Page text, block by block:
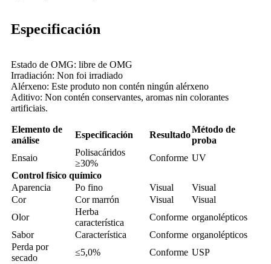
Especificación
Estado de OMG: libre de OMG
Irradiación: Non foi irradiado
Alérxeno: Este produto non contén ningún alérxeno
Aditivo: Non contén conservantes, aromas nin colorantes
artificiais.
Elemento de
análise
Especificación Resultado
Método de
proba
Ensaio
Polisacáridos
≥30%
Conforme UV
Control físico químico
Aparencia
Po fino Visual
Visual
Cor
Cor marrón Visual
Visual
Olor
Herba
característica
Conforme organolépticos
Sabor
Característica Conforme organolépticos
Perda por
secado
≤5,0% Conforme USP